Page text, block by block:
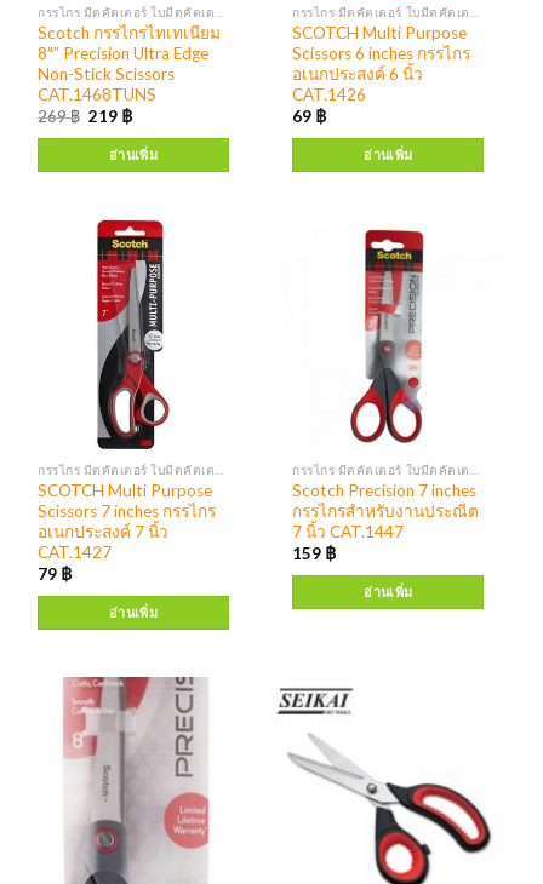
SCOTCH Multi Purpose
Scissors 6 inches กรรไกร
อเนกประสงค์ 6 นิ้ว
CAT.1426
69 ฿
อ่านเพิ่ม
SCOTCH Multi Purpose
Scissors 7 inches กรรไกร
อเนกประสงค์ 7 นิ้ว
CAT.1427
79 ฿
อ่านเพิ่ม
Scotch Precision 7 inches
กรรไกรสำหรับงานประณีต
7 นิ้ว CAT.1447
159 ฿
อ่านเพิ่ม
Scotch กรรไกรไทเทเนียม
8″” Precision Ultra Edge
Non-Stick Scissors
CAT.1468TUNS
269฿ 219 ฿
อ่านเพิ่ม